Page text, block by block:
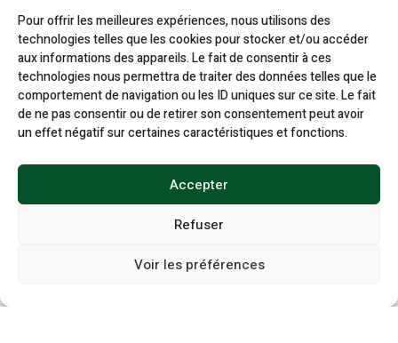
Pour offrir les meilleures expériences, nous utilisons des
technologies telles que les cookies pour stocker et/ou accéder
aux informations des appareils. Le fait de consentir à ces
technologies nous permettra de traiter des données telles que le
comportement de navigation ou les ID uniques sur ce site. Le fait
de ne pas consentir ou de retirer son consentement peut avoir
un effet négatif sur certaines caractéristiques et fonctions.
Accepter
Refuser
Voir les préférences
Cicatrisation plaie cheval
Respiration cheval
Information
s
Mentions légales